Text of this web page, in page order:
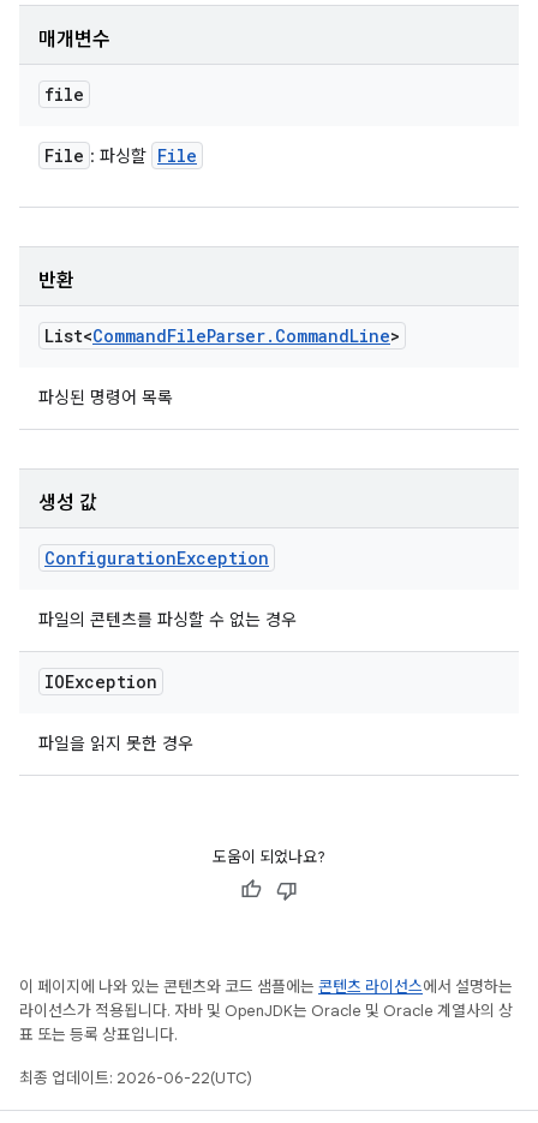
매개변수
file
File : 파싱할 File
반환
List<CommandFileParser. CommandLine>
파싱된 명령어 목록
생성 값
ConfigurationException
파일의 콘텐츠를 파싱할 수 없는 경우
IOException
파일을 읽지 못한 경우
도움이 되었나요?
이 페이지에 나와 있는 콘텐츠와 코드 샘플에는 콘텐츠 라이선스에서 설명하는
라이선스가 적용됩니다. 자바 및 OpenJDK는 Oracle 및 Oracle 계열사의 상
표 또는 등록 상표입니다.
최종 업데이트: 2026-06-22(UTC)